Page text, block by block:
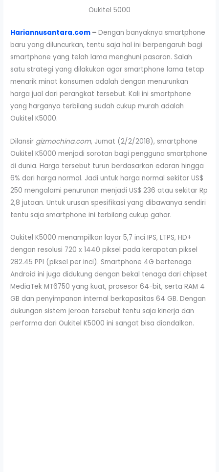
Oukitel 5000
Hariannusantara.com –Dengan banyaknya smartphone
baru yang diluncurkan, tentu saja hal ini berpengaruh bagi
smartphone yang telah lama menghuni pasaran. Salah
satu strategi yang dilakukan agar smartphone lama tetap
menarik minat konsumen adalah dengan menurunkan
harga jual dari perangkat tersebut. Kali ini smartphone
yang harganya terbilang sudah cukup murah adalah
Oukitel K5000.
Dilansir gizmochina.com, Jumat (2/2/2018), smartphone
Oukitel K5000 menjadi sorotan bagi pengguna smartphone
di dunia. Harga tersebut turun berdasarkan edaran hingga
6% dari harga normal. Jadi untuk harga normal sekitar US$
250 mengalami penurunan menjadi US$ 236 atau sekitar Rp
2,8 jutaan. Untuk urusan spesifikasi yang dibawanya sendiri
tentu saja smartphone ini terbilang cukup gahar.
Oukitel K5000 menampilkan layar 5,7 inci IPS, LTPS, HD+
dengan resolusi 720 x 1440 piksel pada kerapatan piksel
282.45 PPI (piksel per inci). Smartphone 4G bertenaga
Android ini juga didukung dengan bekal tenaga dari chipset
MediaTek MT6750 yang kuat, prosesor 64-bit, serta RAM 4
GB dan penyimpanan internal berkapasitas 64 GB. Dengan
dukungan sistem jeroan tersebut tentu saja kinerja dan
performa dari Oukitel K5000 ini sangat bisa diandalkan.